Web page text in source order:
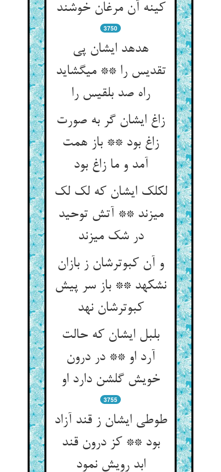
کینه آن مرغان خوشند
3750
هدهد ایشان پی
تقدیس را ** می‏گشاید
راه صد بلقیس را
زاغ ایشان گر به صورت
زاغ بود ** باز همت
آمد و ما زاغ بود
لکلک ایشان که لک لک
می‏زند ** آتش توحید
در شک می‏زند
و آن کبوترشان ز بازان
نشکهد ** باز سر پیش
کبوترشان نهد
بلبل ایشان که حالت
آرد او ** در درون
خویش گلشن دارد او
3755
طوطی ایشان ز قند آزاد
بود ** کز درون قند
ابد رویش نمود